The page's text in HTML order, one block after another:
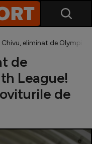
eliminat de
de
League!
de